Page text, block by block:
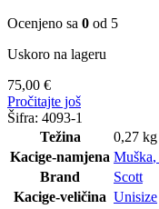
Ocenjeno sa 0 od 5
Uskoro na lageru
75,00 €
Pročitajte još
Šifra: 4093-1
Težina
0,27 kg
Kacige-namjena Muška,
Brand
Scott
Kacige-veličina Unisize